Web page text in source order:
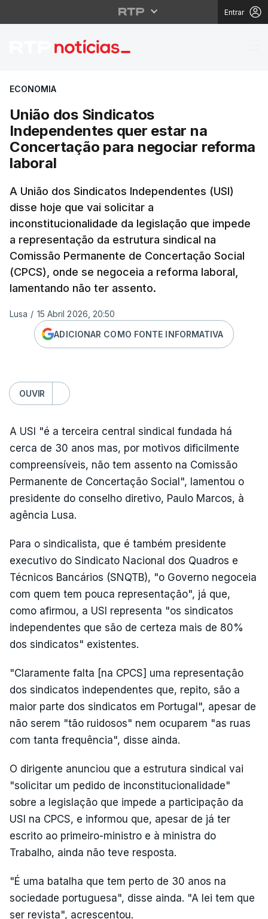
Entrar
União dos Sindicatos
ECONOMIA
União dos Sindicatos
Independentes quer estar na
Concertação para negociar reforma
laboral
A União dos Sindicatos Independentes (USI)
disse hoje que vai solicitar a
inconstitucionalidade da legislação que impede
a representação da estrutura sindical na
Comissão Permanente de Concertação Social
(CPCS), onde se negoceia a reforma laboral,
lamentando não ter assento.
Lusa / 15 Abril 2026, 20:50
ADICIONAR COMO FONTE INFORMATIVA
OUVIR
A USI "é a terceira central sindical fundada há
cerca de 30 anos mas, por motivos dificilmente
compreensíveis, não tem assento na Comissão
Permanente de Concertação Social", lamentou o
presidente do conselho diretivo, Paulo Marcos, à
agência Lusa.
Para o sindicalista, que é também presidente
executivo do Sindicato Nacional dos Quadros e
Técnicos Bancários (SNQTB), "o Governo negoceia
com quem tem pouca representação", já que,
como afirmou, a USI representa "os sindicatos
independentes que são de certeza mais de 80%
dos sindicatos" existentes.
"Claramente falta [na CPCS] uma representação
dos sindicatos independentes que, repito, são a
maior parte dos sindicatos em Portugal", apesar de
não serem "tão ruidosos" nem ocuparem "as ruas
com tanta frequência", disse ainda.
O dirigente anunciou que a estrutura sindical vai
"solicitar um pedido de inconstitucionalidade"
sobre a legislação que impede a participação da
USI na CPCS, e informou que, apesar de já ter
escrito ao primeiro-ministro e à ministra do
Trabalho, ainda não teve resposta.
"É uma batalha que tem perto de 30 anos na
sociedade portuguesa", disse ainda. "A lei tem que
ser revista", acrescentou.